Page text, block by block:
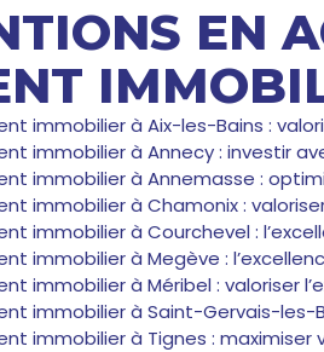
EN
immobilier à Aix-les-Bains :
immobilier à Annecy : investir
immobilier à Annemasse :
immobilier à Chamonix :
immobilier à Courchevel :
immobilier à Megève :
immobilier à Méribel : valoriser
immobilier à Saint-Gervais-
immobilier à Tignes :